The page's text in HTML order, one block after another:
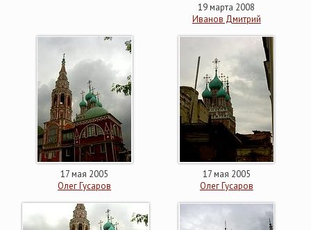
19 марта 2008
Иванов Дмитрий
17 мая 2005
Олег Гусаров
17 мая 2005
Олег Гусаров